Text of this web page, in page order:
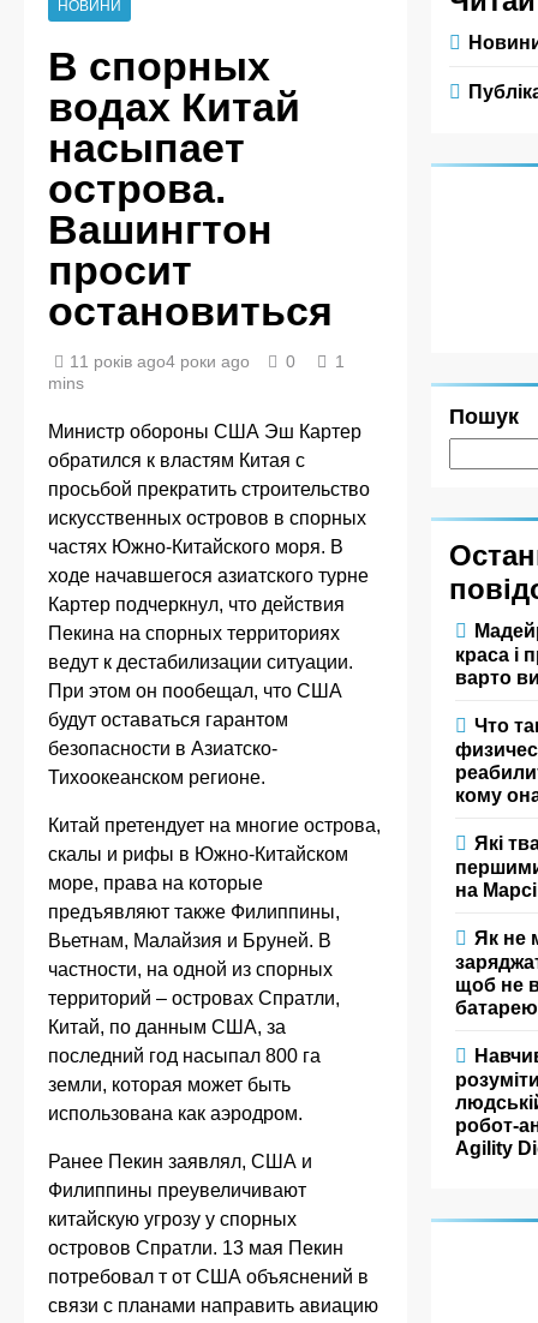
НОВИНИ
В спорных
водах Китай
насыпает
острова.
Вашингтон
просит
остановиться
11 років ago4 роки ago 0
1
mins
Министр обороны США Эш Картер
обратился к властям Китая с
просьбой прекратить строительство
искусственных островов в спорных
частях Южно-Китайского моря. В
ходе начавшегося азиатского турне
Картер подчеркнул, что действия
Пекина на спорных территориях
ведут к дестабилизации ситуации.
При этом он пообещал, что США
будут оставаться гарантом
безопасности в Азиатско-
Тихоокеанском регионе.
Китай претендует на многие острова,
скалы и рифы в Южно-Китайском
море, права на которые
предъявляют также Филиппины,
Вьетнам, Малайзия и Бруней. В
частности, на одной из спорных
территорий – островах Спратли,
Китай, по данным США, за
последний год насыпал 800 га
земли, которая может быть
использована как аэродром.
Ранее Пекин заявлял, США и
Филиппины преувеличивают
китайскую угрозу у спорных
островов Спратли. 13 мая Пекин
потребовал т от США объяснений в
связи с планами направить авиацию
Пошук
краса і
варто
Что
кому
Які
на
Як не
щоб не
батарею
робот-
Agility